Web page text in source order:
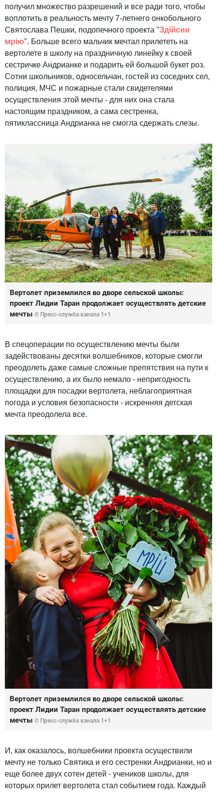
получил множество разрешений и все ради того, чтобы
воплотить в реальность мечту 7-летнего онкобольного
Святослава Пешки, подопечного проекта "Здійсни
мрію". Больше всего мальчик мечтал прилететь на
вертолете в школу на праздничную линейку к своей
сестричке Андрианке и подарить ей большой букет роз.
Сотни школьников, односельчан, гостей из соседних сел,
полиция, МЧС и пожарные стали свидетелями
осуществления этой мечты - для них она стала
настоящим праздником, а сама сестренка,
пятиклассница Андрианка не смогла сдержать слезы.
Вертолет приземлился во дворе сельской школы:
проект Лидии Таран продолжает осуществлять детские
мечты © Пресс-служба канала 1+1
В спецоперации по осуществлению мечты были
задействованы десятки волшебников, которые смогли
преодолеть даже самые сложные препятствия на пути к
осуществлению, а их было немало - непригодность
площадки для посадки вертолета, неблагоприятная
погода и условия безопасности - искренняя детская
мечта преодолела все.
Вертолет приземлился во дворе сельской школы:
проект Лидии Таран продолжает осуществлять детские
мечты © Пресс-служба канала 1+1
И, как оказалось, волшебники проекта осуществили
мечту не только Святика и его сестренки Андрианки, но и
еще более двух сотен детей - учеников школы, для
которых прилет вертолета стал событием года. Каждый